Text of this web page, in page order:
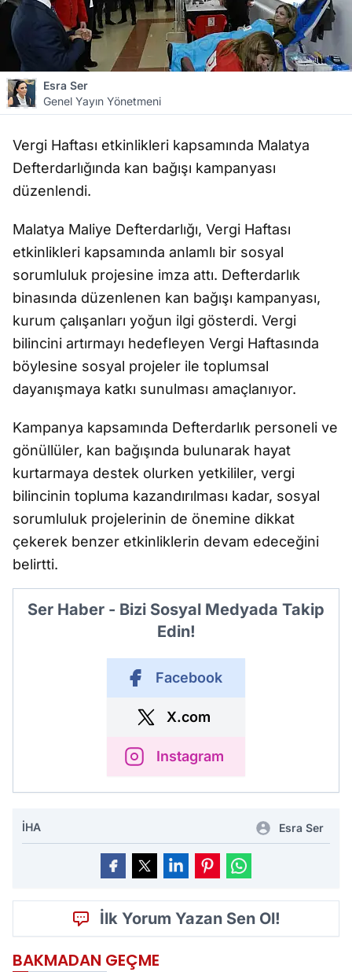
Esra Ser
Genel Yayın Yönetmeni
Vergi Haftası etkinlikleri kapsamında Malatya
Defterdarlığında kan bağışı kampanyası
düzenlendi.
Malatya Maliye Defterdarlığı, Vergi Haftası
etkinlikleri kapsamında anlamlı bir sosyal
sorumluluk projesine imza attı. Defterdarlık
binasında düzenlenen kan bağışı kampanyası,
kurum çalışanları yoğun ilgi gösterdi. Vergi
bilincini artırmayı hedefleyen Vergi Haftasında
böylesine sosyal projeler ile toplumsal
dayanışmaya katkı sunulması amaçlanıyor.
Kampanya kapsamında Defterdarlık personeli ve
gönüllüler, kan bağışında bulunarak hayat
kurtarmaya destek olurken yetkililer, vergi
bilincinin topluma kazandırılması kadar, sosyal
sorumluluk projelerinin de önemine dikkat
çekerek benzer etkinliklerin devam edeceğini
belirtti.
Ser Haber - Bizi Sosyal Medyada Takip
Edin!
Facebook
X.com
Instagram
İHA Esra Ser
İlk Yorum Yazan Sen Ol!
BAKMADAN GEÇME